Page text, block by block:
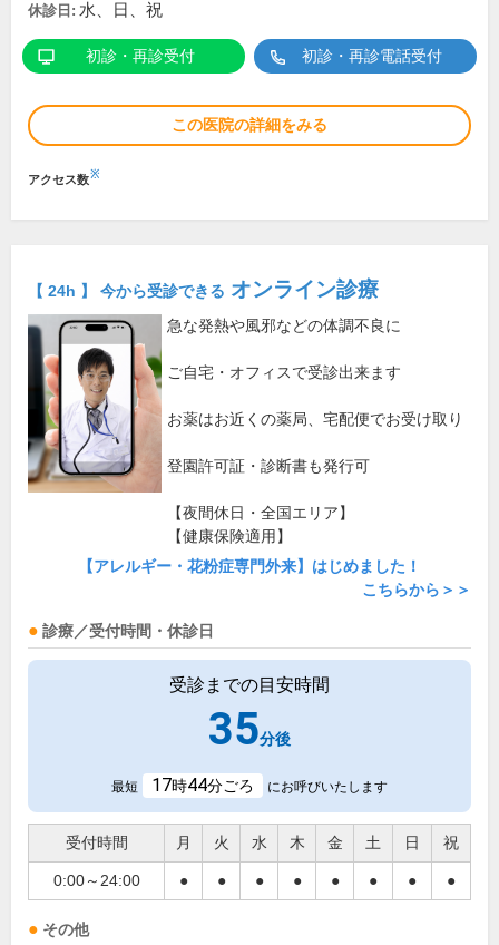
休診日: 水、日、祝
初診・再診受付 初診・再診電話受付
この医院の詳細をみる
アクセス数※
【 24h 】 今から受診できる オンライン診療
急な発熱や風邪などの体調不良に
ご自宅・オフィスで受診出来ます
お薬はお近くの薬局、宅配便でお受け取り
登園許可証・診断書も発行可
【夜間休日・全国エリア】
【健康保険適用】
【アレルギー・花粉症専門外来】はじめました！
こちらから＞＞
診療／受付時間・休診日
受診までの目安時間
35分後
最短 17時44分ごろ にお呼びいたします
受付時間 月 火 水 木 金 土 日 祝
0:00～24:00 ● ● ● ● ● ● ● ●
その他